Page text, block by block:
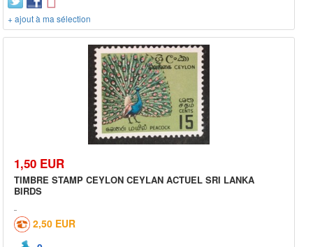
+ ajout à ma sélection
1,50 EUR
TIMBRE STAMP CEYLON CEYLAN ACTUEL SRI LANKA
BIRDS
2,50 EUR